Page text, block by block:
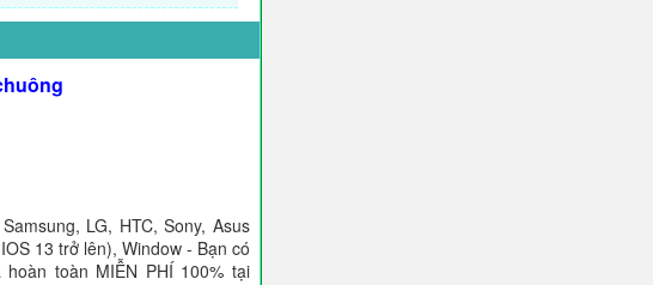
LG, HTC, Sony, Asus
13 trở lên), Window - Bạn có
toàn MIỄN PHÍ 100% tại